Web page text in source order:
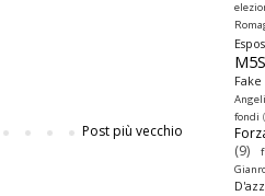
Post più vecchio
M5S
Fake
Angeli
fondi
(9)